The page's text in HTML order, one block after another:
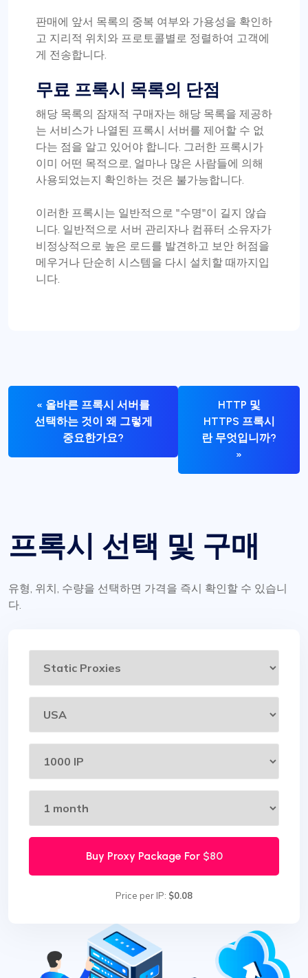
판매에 앞서 목록의 중복 여부와 가용성을 확인하
고 지리적 위치와 프로토콜별로 정렬하여 고객에
게 전송합니다.
무료 프록시 목록의 단점
해당 목록의 잠재적 구매자는 해당 목록을 제공하
는 서비스가 나열된 프록시 서버를 제어할 수 없
다는 점을 알고 있어야 합니다. 그러한 프록시가
이미 어떤 목적으로, 얼마나 많은 사람들에 의해
사용되었는지 확인하는 것은 불가능합니다.
이러한 프록시는 일반적으로 "수명"이 길지 않습
니다. 일반적으로 서버 관리자나 컴퓨터 소유자가
비정상적으로 높은 로드를 발견하고 보안 허점을
메우거나 단순히 시스템을 다시 설치할 때까지입
니다.
« 올바른 프록시 서버를
선택하는 것이 왜 그렇게
중요한가요?
HTTP 및
HTTPS 프록시
란 무엇입니까?
»
프록시 선택 및 구매
유형, 위치, 수량을 선택하면 가격을 즉시 확인할 수 있습니
다.
Buy Proxy Package For $80
Price per IP: $0.08